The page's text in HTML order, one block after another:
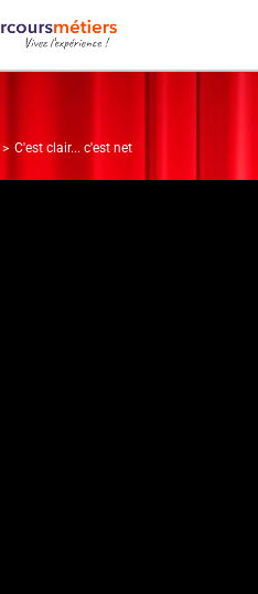
C'est clair... c'est net